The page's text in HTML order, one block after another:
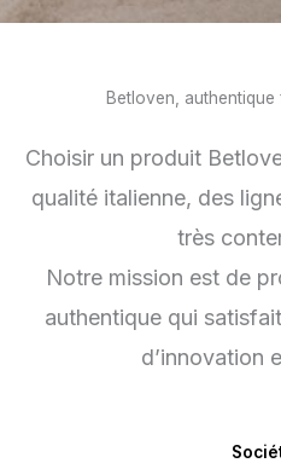
Betloven,
Choisir un produit
qualité italienne, des
très
Notre mission est de
authentique qui
d’innovation